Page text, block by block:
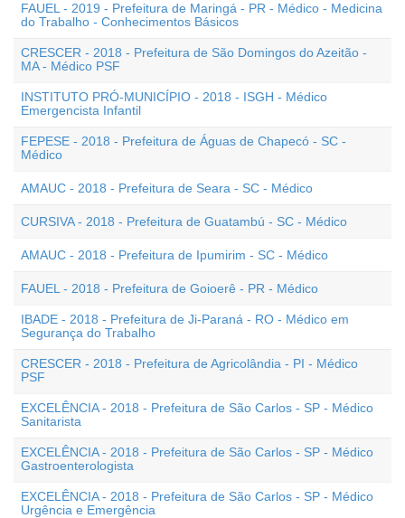
FAUEL - 2019 - Prefeitura de Maringá - PR - Médico - Medicina
do Trabalho - Conhecimentos Básicos
CRESCER - 2018 - Prefeitura de São Domingos do Azeitão -
MA - Médico PSF
INSTITUTO PRÓ-MUNICÍPIO - 2018 - ISGH - Médico
Emergencista Infantil
FEPESE - 2018 - Prefeitura de Águas de Chapecó - SC -
Médico
AMAUC - 2018 - Prefeitura de Seara - SC - Médico
CURSIVA - 2018 - Prefeitura de Guatambú - SC - Médico
AMAUC - 2018 - Prefeitura de Ipumirim - SC - Médico
FAUEL - 2018 - Prefeitura de Goioerê - PR - Médico
IBADE - 2018 - Prefeitura de Ji-Paraná - RO - Médico em
Segurança do Trabalho
CRESCER - 2018 - Prefeitura de Agricolândia - PI - Médico
PSF
EXCELÊNCIA - 2018 - Prefeitura de São Carlos - SP - Médico
Sanitarista
EXCELÊNCIA - 2018 - Prefeitura de São Carlos - SP - Médico
Gastroenterologista
EXCELÊNCIA - 2018 - Prefeitura de São Carlos - SP - Médico
Urgência e Emergência